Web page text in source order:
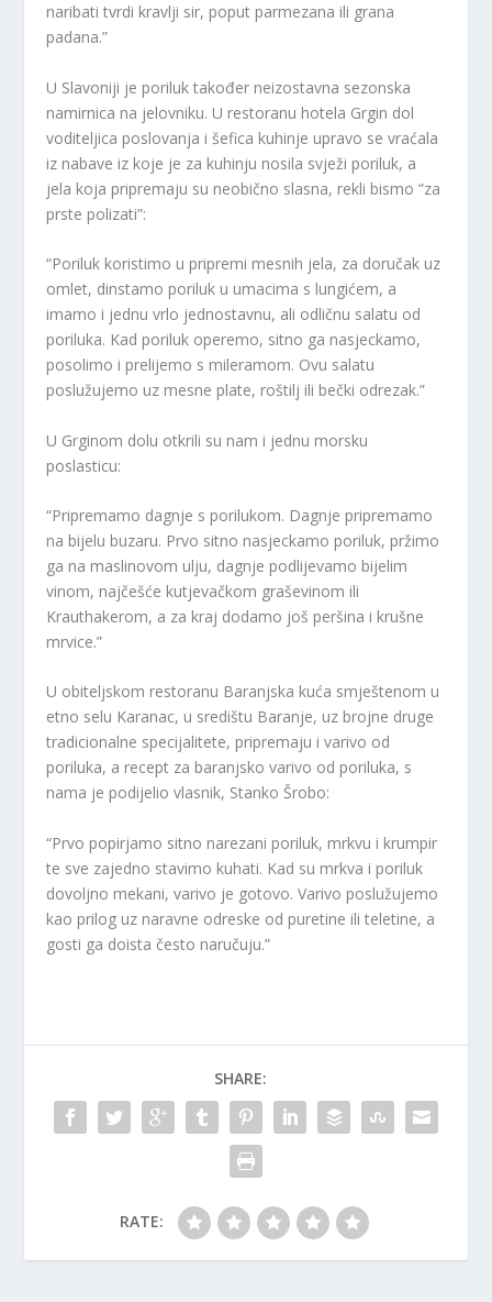
naribati tvrdi kravlji sir, poput parmezana ili grana
padana.”
U Slavoniji je poriluk također neizostavna sezonska
namirnica na jelovniku. U restoranu hotela Grgin dol
voditeljica poslovanja i šefica kuhinje upravo se vraćala
iz nabave iz koje je za kuhinju nosila svježi poriluk, a
jela koja pripremaju su neobično slasna, rekli bismo “za
prste polizati”:
“Poriluk koristimo u pripremi mesnih jela, za doručak uz
omlet, dinstamo poriluk u umacima s lungićem, a
imamo i jednu vrlo jednostavnu, ali odličnu salatu od
poriluka. Kad poriluk operemo, sitno ga nasjeckamo,
posolimo i prelijemo s mileramom. Ovu salatu
poslužujemo uz mesne plate, roštilj ili bečki odrezak.”
U Grginom dolu otkrili su nam i jednu morsku
poslasticu:
“Pripremamo dagnje s porilukom. Dagnje pripremamo
na bijelu buzaru. Prvo sitno nasjeckamo poriluk, pržimo
ga na maslinovom ulju, dagnje podlijevamo bijelim
vinom, najčešće kutjevačkom graševinom ili
Krauthakerom, a za kraj dodamo još peršina i krušne
mrvice.”
U obiteljskom restoranu Baranjska kuća smještenom u
etno selu Karanac, u središtu Baranje, uz brojne druge
tradicionalne specijalitete, pripremaju i varivo od
poriluka, a recept za baranjsko varivo od poriluka, s
nama je podijelio vlasnik, Stanko Šrobo:
“Prvo popirjamo sitno narezani poriluk, mrkvu i krumpir
te sve zajedno stavimo kuhati. Kad su mrkva i poriluk
dovoljno mekani, varivo je gotovo. Varivo poslužujemo
kao prilog uz naravne odreske od puretine ili teletine, a
gosti ga doista često naručuju.”
SHARE:
RATE: